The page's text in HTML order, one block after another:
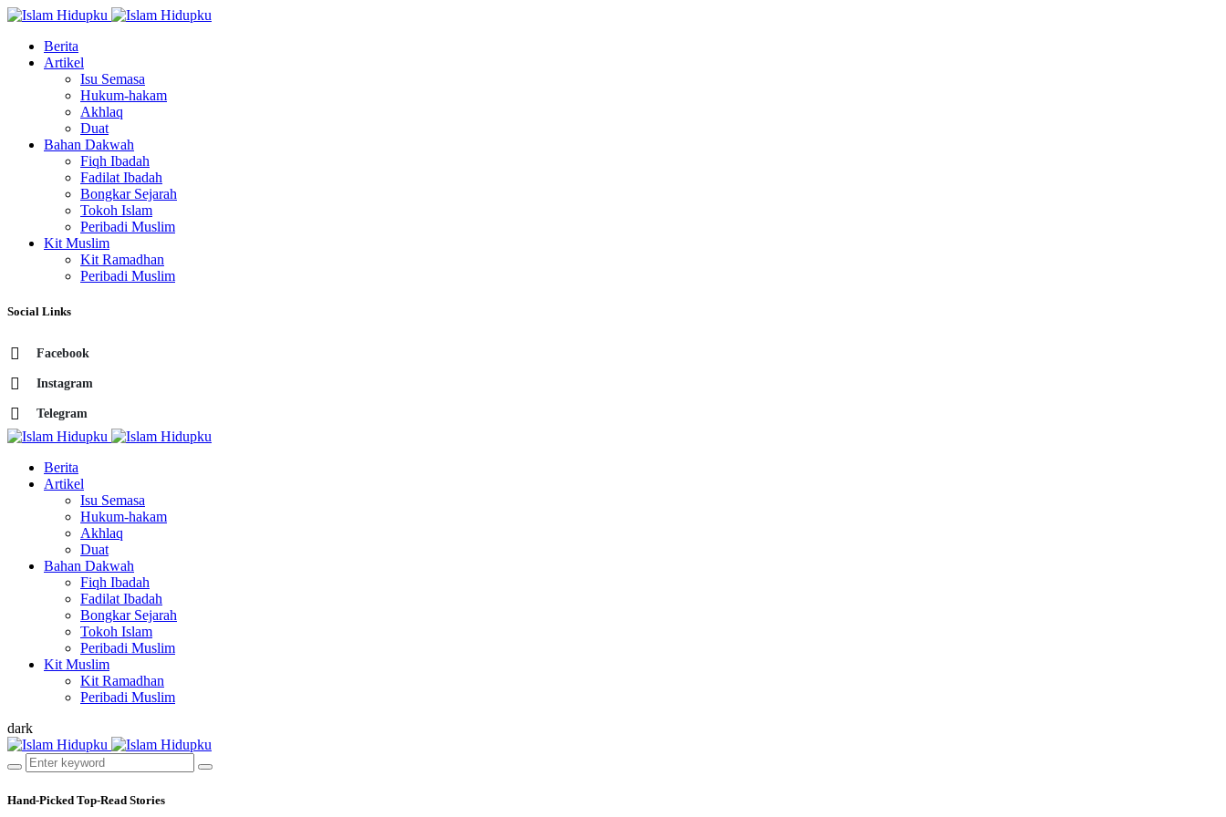
Berita
Artikel
Isu Semasa
Hukum-hakam
Akhlaq
Duat
Bahan Dakwah
Fiqh Ibadah
Fadilat Ibadah
Bongkar Sejarah
Tokoh Islam
Peribadi Muslim
Kit Muslim
Kit Ramadhan
Peribadi Muslim
Social Links
Facebook
Instagram
Telegram
Berita
Artikel
Isu Semasa
Hukum-hakam
Akhlaq
Duat
Bahan Dakwah
Fiqh Ibadah
Fadilat Ibadah
Bongkar Sejarah
Tokoh Islam
Peribadi Muslim
Kit Muslim
Kit Ramadhan
Peribadi Muslim
dark
Hand-Picked Top-Read Stories